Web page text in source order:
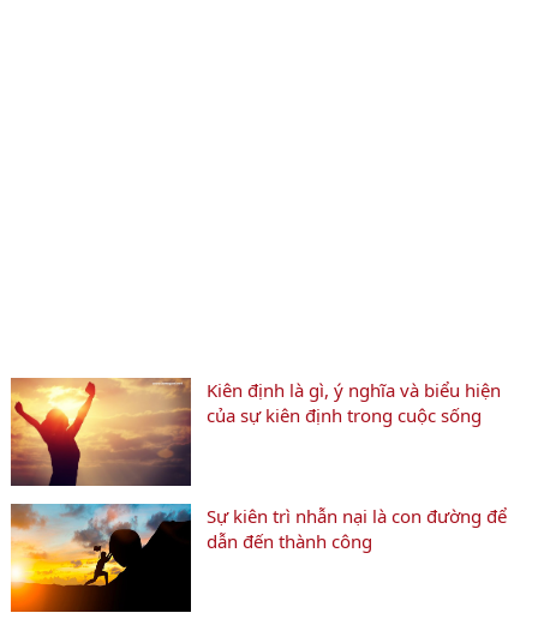
Kiên định là gì, ý nghĩa và biểu hiện
của sự kiên định trong cuộc sống
Sự kiên trì nhẫn nại là con đường để
dẫn đến thành công